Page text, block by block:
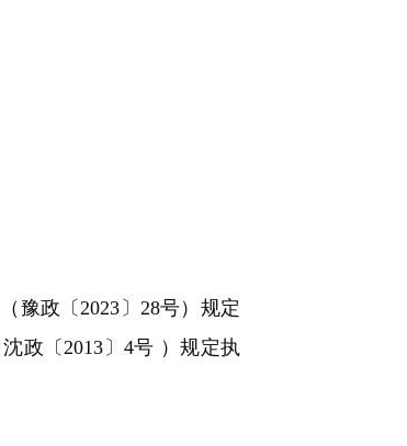
政〔2023〕28号）规定
政〔2013〕4号 ）规定执